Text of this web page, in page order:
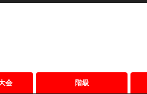
会 階級